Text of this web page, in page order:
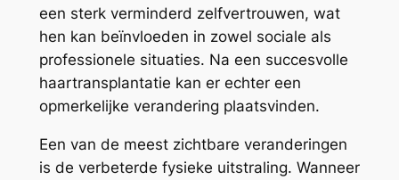
een sterk verminderd zelfvertrouwen, wat
hen kan beïnvloeden in zowel sociale als
professionele situaties. Na een succesvolle
haartransplantatie kan er echter een
opmerkelijke verandering plaatsvinden.
Een van de meest zichtbare veranderingen
is de verbeterde fysieke uitstraling. Wanneer